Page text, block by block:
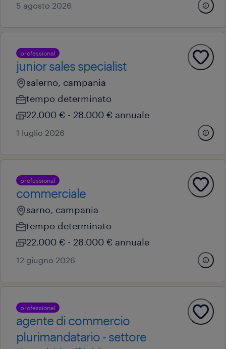
5 agosto 2026
professional
junior sales specialist
salerno, campania
tempo determinato
22.000 € - 28.000 € annuale
1 luglio 2026
professional
commerciale
sarno, campania
tempo determinato
22.000 € - 28.000 € annuale
12 giugno 2026
professional
agente di commercio
plurimandatario - settore